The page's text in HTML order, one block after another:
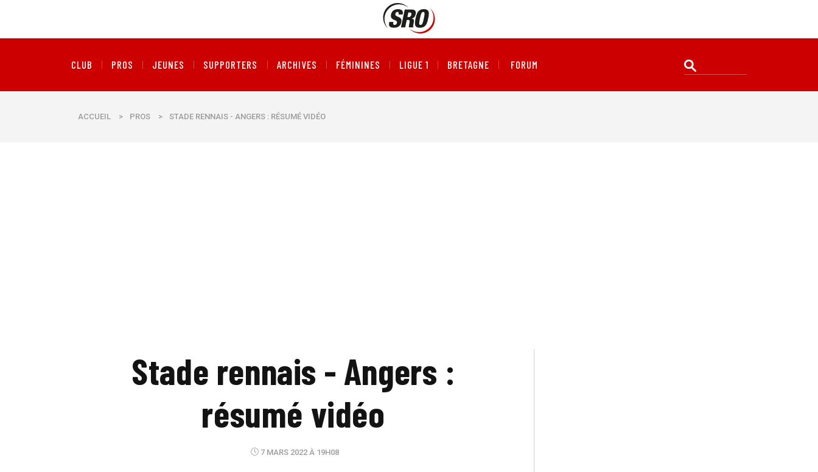
CLUB PROS JEUNES SUPPORTERS ARCHIVES FÉMININES LIGUE 1 BRETAGNE FORUM
ACCUEIL > PROS > STADE RENNAIS - ANGERS : RÉSUMÉ VIDÉO
Stade rennais - Angers :
résumé vidéo
7 MARS 2022 À 19H08